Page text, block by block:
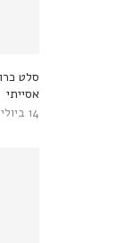
סלט
אסייתי
14 ביולי 2019